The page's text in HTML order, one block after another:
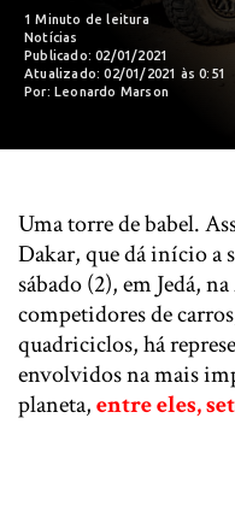
1 Minuto de leitura
Notícias
Publicado: 02/01/2021
Atualizado: 02/01/2021 às 0:51
Por: Leonardo Marson
Uma torre de babel.
Dakar, que dá início a
sábado (2), em Jedá,
competidores de
quadriciclos, há
envolvidos na mais
planeta,entre eles,